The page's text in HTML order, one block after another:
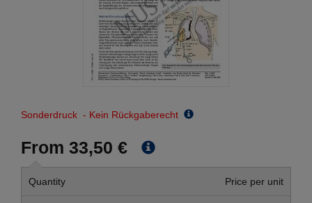
Sonderdruck - Kein Rückgaberecht
From 33,50 €
Quantity Price per unit